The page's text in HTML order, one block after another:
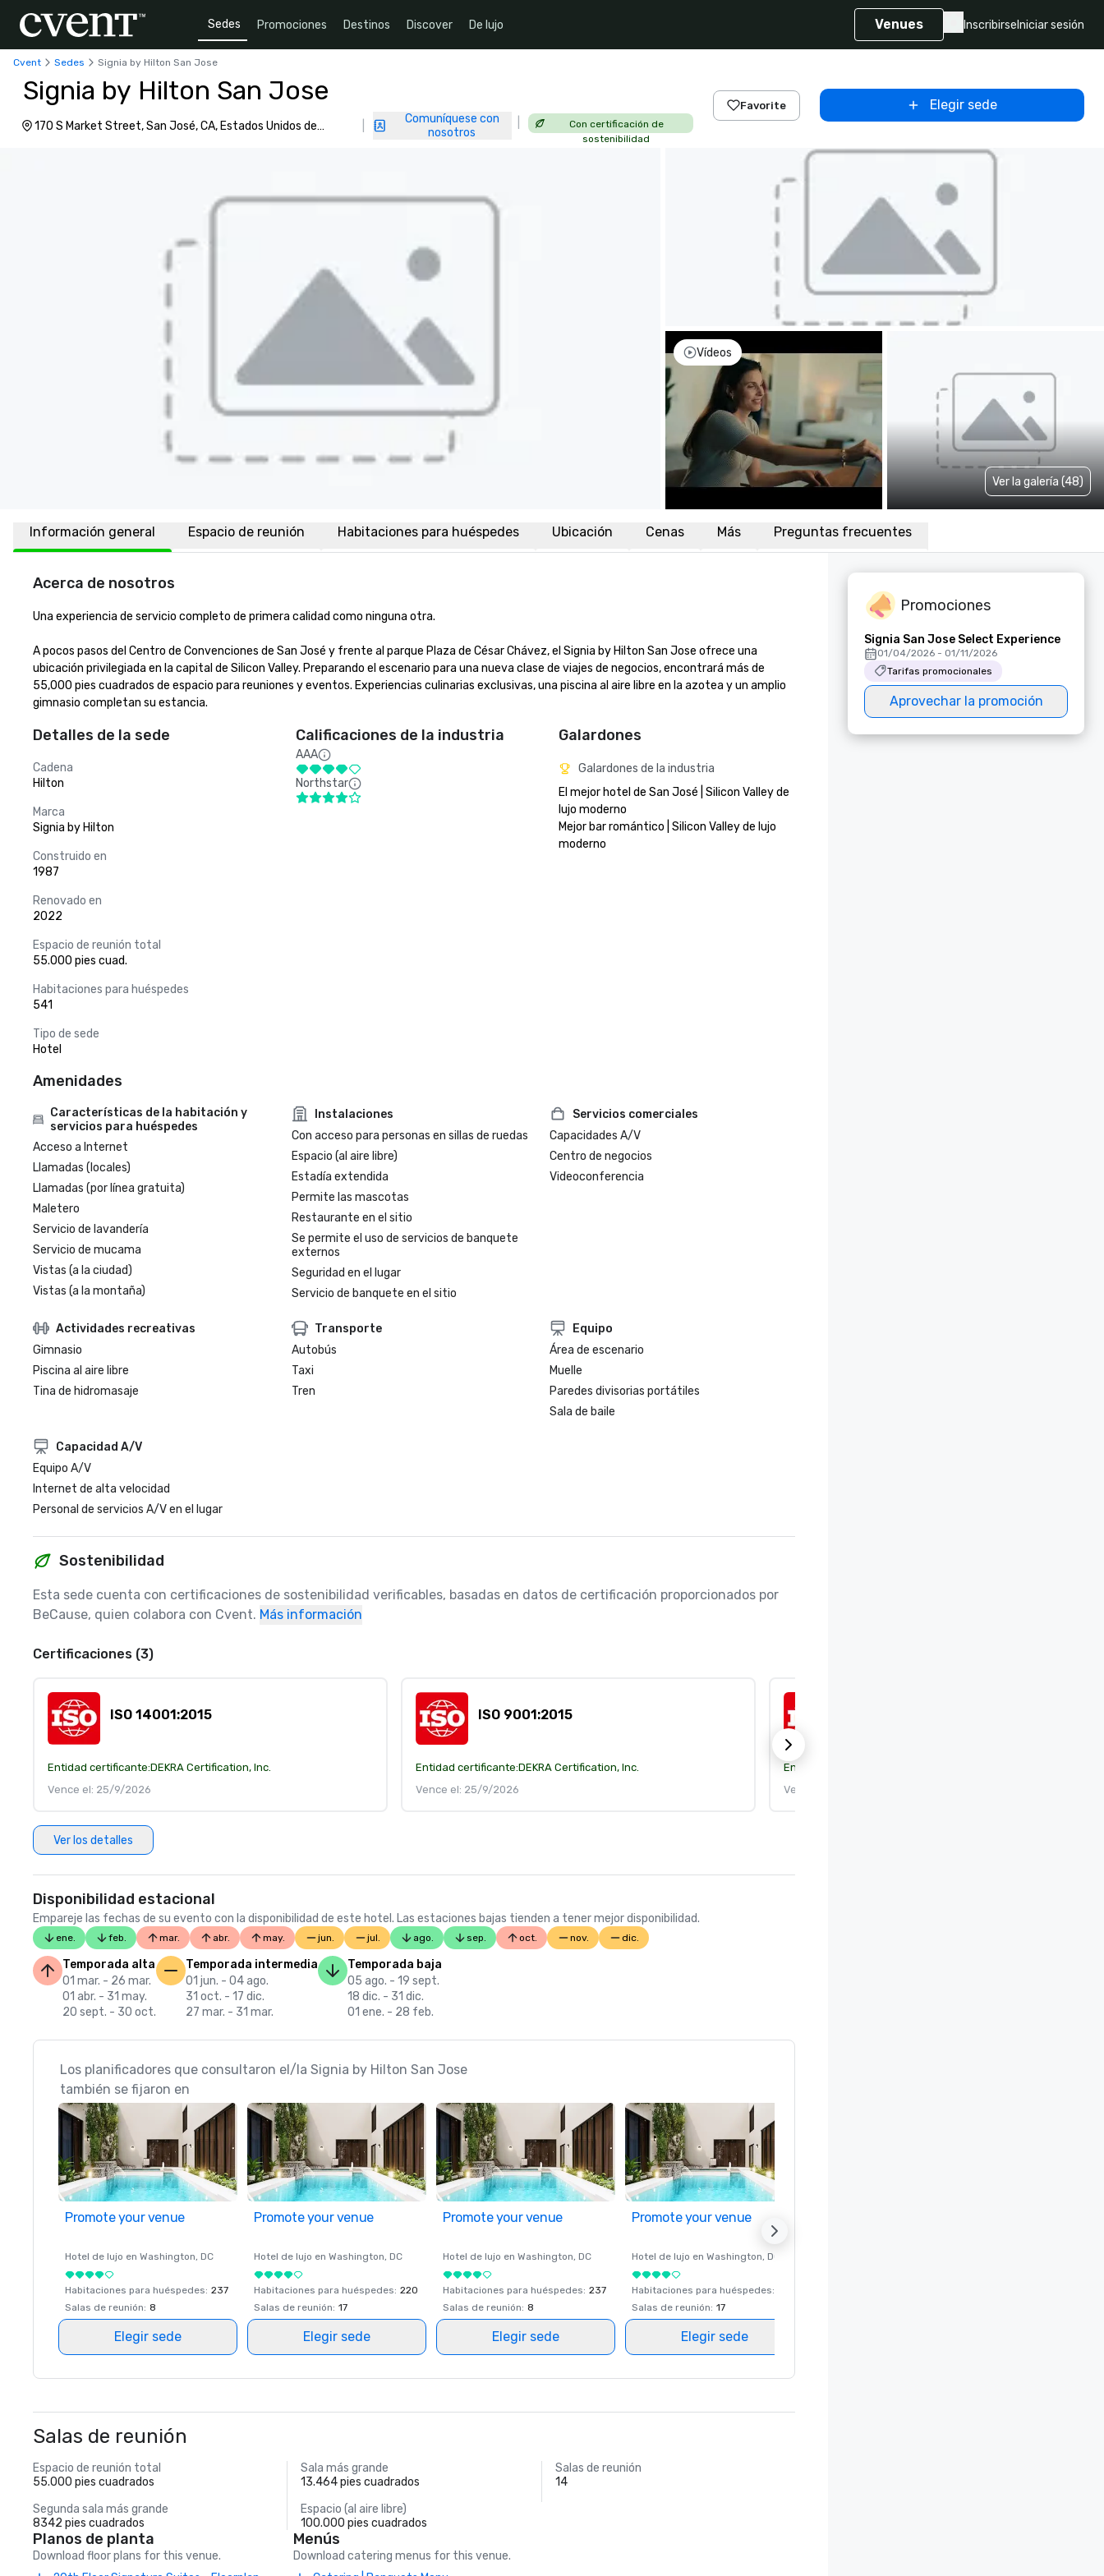
Sedes Promociones Destinos Discover De lujo Venues Inscribirse Iniciar sesión
Cvent Sedes Signia by Hilton San Jose
Signia by Hilton San Jose
170 S Market Street, San José, CA, Estados Unidos de
Comuníquese con
nosotros
Con certificación de
sostenibilidad
Favorite Elegir sede
Vídeos
Ver la galería (48)
Información general Espacio de reunión Habitaciones para huéspedes Ubicación Cenas Más Preguntas frecuentes
Acerca de nosotros
Una experiencia de servicio completo de primera calidad como ninguna otra.
A pocos pasos del Centro de Convenciones de San José y frente al parque Plaza de César Chávez, el Signia by Hilton San Jose ofrece una
ubicación privilegiada en la capital de Silicon Valley. Preparando el escenario para una nueva clase de viajes de negocios, encontrará más de
55,000 pies cuadrados de espacio para reuniones y eventos. Experiencias culinarias exclusivas, una piscina al aire libre en la azotea y un amplio
gimnasio completan su estancia.
Detalles de la sede
Cadena
Hilton
Marca
Signia by Hilton
Construido en
1987
Renovado en
2022
Espacio de reunión total
55.000 pies cuad.
Habitaciones para huéspedes
541
Tipo de sede
Hotel
Calificaciones de la industria
AAA
Northstar
Galardones
Galardones de la industria
El mejor hotel de San José | Silicon Valley de
lujo moderno
Mejor bar romántico | Silicon Valley de lujo
Amenidades
Características de la habitación y
servicios para huéspedes
Acceso a Internet
Llamadas (locales)
Llamadas (por línea gratuita)
Maletero
Servicio de lavandería
Servicio de mucama
Vistas (a la ciudad)
Vistas (a la montaña)
Instalaciones
Con acceso para personas en sillas de ruedas
Espacio (al aire libre)
Estadía extendida
Permite las mascotas
Restaurante en el sitio
Se permite el uso de servicios de banquete
externos
Seguridad en el lugar
Servicio de banquete en el sitio
Servicios comerciales
Capacidades A/V
Centro de negocios
Videoconferencia
Actividades recreativas
Gimnasio
Piscina al aire libre
Tina de hidromasaje
Transporte
Autobús
Taxi
Tren
Equipo
Área de escenario
Muelle
Paredes divisorias portátiles
Sala de baile
Capacidad A/V
Equipo A/V
Internet de alta velocidad
Personal de servicios A/V en el lugar
Sostenibilidad
Esta sede cuenta con certificaciones de sostenibilidad verificables, basadas en datos de certificación proporcionados por
BeCause, quien colabora con Cvent. Más información
Certificaciones (3)
ISO 14001:2015
Entidad certificante:DEKRA Certification, Inc.
Vence el: 25/9/2026
ISO 9001:2015
Entidad certificante:DEKRA Certification, Inc.
Vence el: 25/9/2026
Entidad certificante:
Vence el: 25/9/2026
Ver los detalles
Disponibilidad estacional
Empareje las fechas de su evento con la disponibilidad de este hotel. Las estaciones bajas tienden a tener mejor disponibilidad.
ene. feb. mar. abr. may. jun. jul. ago. sep. oct. nov. dic.
Temporada alta
01 mar. - 26 mar.
01 abr. - 31 may.
20 sept. - 30 oct.
Temporada intermedia
01 jun. - 04 ago.
31 oct. - 17 dic.
27 mar. - 31 mar.
Temporada baja
05 ago. - 19 sept.
18 dic. - 31 dic.
01 ene. - 28 feb.
Los planificadores que consultaron el/la Signia by Hilton San Jose
también se fijaron en
Promote your venue
Hotel de lujo en Washington, DC
Habitaciones para huéspedes: 237
Salas de reunión: 8
Elegir sede
Promote your venue
Hotel de lujo en Washington, DC
Habitaciones para huéspedes: 220
Salas de reunión: 17
Elegir sede
Promote your venue
Hotel de lujo en Washington, DC
Habitaciones para huéspedes: 237
Salas de reunión: 8
Elegir sede
Promote your venue
Hotel de lujo en Washington, DC
Habitaciones para huéspedes:
Salas de reunión: 17
Elegir sede
Salas de reunión
Espacio de reunión total
55.000 pies cuadrados
Sala más grande
13.464 pies cuadrados
Salas de reunión
14
Segunda sala más grande
8342 pies cuadrados
Espacio (al aire libre)
100.000 pies cuadrados
Planos de planta
Download floor plans for this venue.
Menús
Download catering menus for this venue.
Promociones
Signia San Jose Select Experience
01/04/2026 - 01/11/2026
Tarifas promocionales
Aprovechar la promoción